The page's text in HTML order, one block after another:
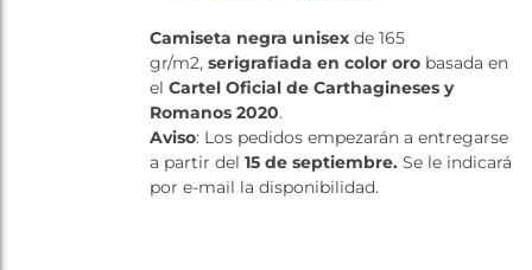
Camiseta negra unisexde 165
gr/m2, serigrafiada en color orobasada en
el Cartel Oficial de Carthagineses y
Romanos 2020.
Aviso: Los pedidos empezarán a entregarse
a partir del 15 de septiembre. Se le indicará
por e-mail la disponibilidad.